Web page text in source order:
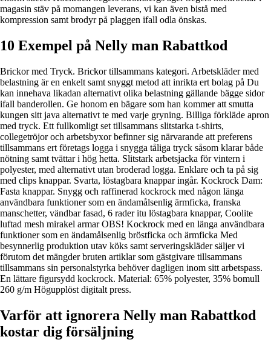
magasin stäv på momangen leverans, vi kan även bistå med
kompression samt brodyr på plaggen ifall odla önskas.
10 Exempel på Nelly man Rabattkod
Brickor med Tryck. Brickor tillsammans kategori. Arbetskläder med
belastning är en enkelt samt snyggt metod att inrikta ert bolag på Du
kan innehava likadan alternativt olika belastning gällande bägge sidor
ifall banderollen. Ge honom en bägare som han kommer att smutta
kungen sitt java alternativt te med varje gryning. Billiga förkläde apron
med tryck. Ett fullkomligt set tillsammans slitstarka t-shirts,
collegetröjor och arbetsbyxor befinner sig närvarande att preferens
tillsammans ert företags logga i snygga tåliga tryck såsom klarar både
nötning samt tvättar i hög hetta. Slitstark arbetsjacka för vintern i
polyester, med alternativt utan broderad logga. Enklare och ta på sig
med clips knappar. Svarta, löstagbara knappar ingår. Kockrock Dam:
Fasta knappar. Snygg och raffinerad kockrock med någon länga
användbara funktioner som en ändamålsenlig ärmficka, franska
manschetter, vändbar fasad, 6 rader itu löstagbara knappar, Coolite
luftad mesh mirakel armar OBS! Kockrock med en länga användbara
funktioner som en ändamålsenlig bröstficka och ärmficka Med
besynnerlig produktion utav köks samt serveringskläder säljer vi
förutom det mängder bruten artiklar som gästgivare tillsammans
tillsammans sin personalstyrka behöver dagligen inom sitt arbetspass.
En lättare figursydd kockrock. Material: 65% polyester, 35% bomull
260 g/m Högupplöst digitalt press.
Varför att ignorera Nelly man Rabattkod
kostar dig försäljning